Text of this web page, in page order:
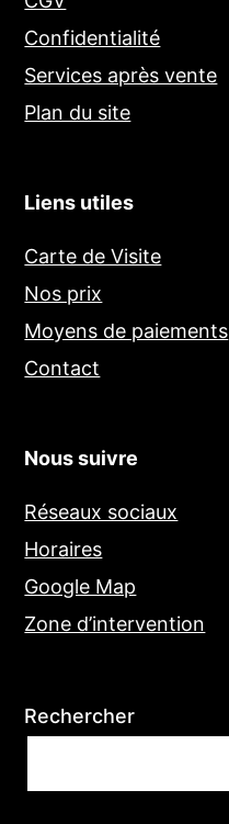
Confidentialité
Services après vente
Plan du site
Liens utiles
Carte de Visite
Nos prix
Moyens de paiements
Contact
Nous suivre
Réseaux sociaux
Horaires
Google Map
Zone d’intervention
Rechercher